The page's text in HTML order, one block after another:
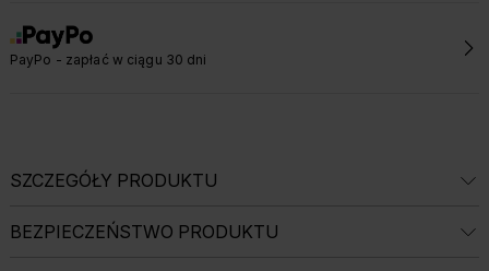
PayPo - zapłać w ciągu 30 dni
SZCZEGÓŁY PRODUKTU
BEZPIECZEŃSTWO PRODUKTU